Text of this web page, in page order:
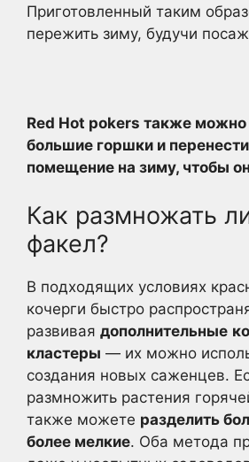
Приготовленный таким
пережить зиму, будучи
Red Hot pokers также можно
большие горшки и
помещение на зиму, чтобы
Как размножать
факел?
В подходящих условиях
кочерги быстро
развивая дополнительные
кластеры — их можно
создания новых саженцев.
размножить растения
также можете разделить
более мелкие. Оба метода